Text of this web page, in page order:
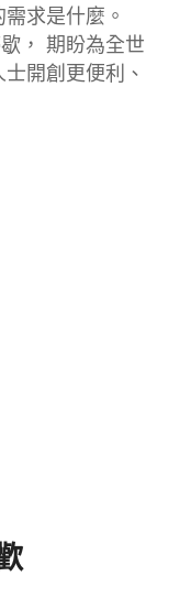
求是什麼。
， 期盼為全世
開創更便利、